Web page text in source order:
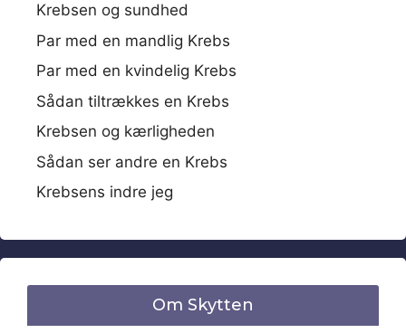
Krebsen og sundhed
Par med en mandlig Krebs
Par med en kvindelig Krebs
Sådan tiltrækkes en Krebs
Krebsen og kærligheden
Sådan ser andre en Krebs
Krebsens indre jeg
Om Skytten